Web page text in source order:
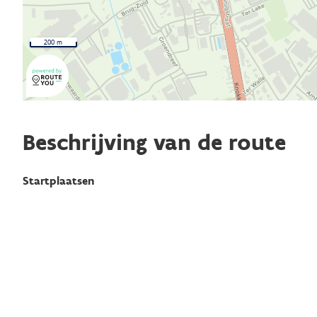
200 m
Beschrijving van de route
Startplaatsen